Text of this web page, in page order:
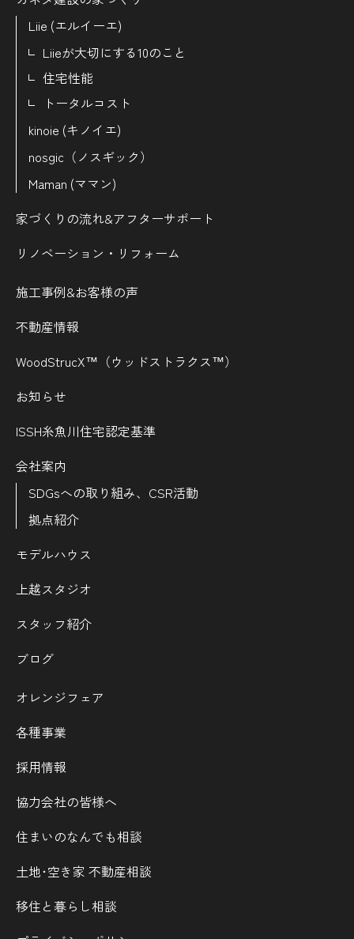
Liie (エルイーエ)
Liieが大切にする10のこと
住宅性能
トータルコスト
kinoie (キノイエ)
nosgic（ノスギック）
Maman (ママン)
家づくりの流れ&アフターサポート
リノベーション・リフォーム
施工事例&お客様の声
不動産情報
WoodStrucX™（ウッドストラクス™）
お知らせ
ISSH糸魚川住宅認定基準
会社案内
SDGsへの取り組み、CSR活動
拠点紹介
モデルハウス
上越スタジオ
スタッフ紹介
ブログ
オレンジフェア
各種事業
採用情報
協力会社の皆様へ
住まいのなんでも相談
土地･空き家 不動産相談
移住と暮らし相談